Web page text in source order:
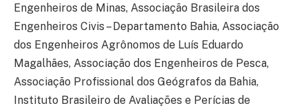
Engenheiros de Minas, Associação Brasileira dos
Engenheiros Civis – Departamento Bahia, Associação
dos Engenheiros Agrônomos de Luís Eduardo
Magalhães, Associação dos Engenheiros de Pesca,
Associação Profissional dos Geógrafos da Bahia,
Instituto Brasileiro de Avaliações e Perícias de